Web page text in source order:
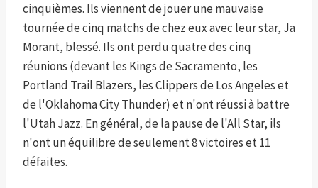
cinquièmes. Ils viennent de jouer une mauvaise
tournée de cinq matchs de chez eux avec leur star, Ja
Morant, blessé. Ils ont perdu quatre des cinq
réunions (devant les Kings de Sacramento, les
Portland Trail Blazers, les Clippers de Los Angeles et
de l'Oklahoma City Thunder) et n'ont réussi à battre
l'Utah Jazz. En général, de la pause de l'All Star, ils
n'ont un équilibre de seulement 8 victoires et 11
défaites.